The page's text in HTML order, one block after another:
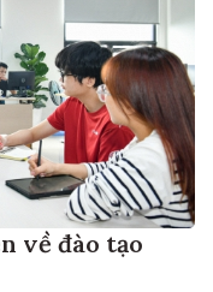
về đào tạo